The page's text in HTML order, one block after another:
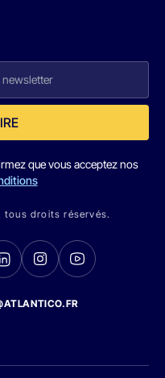
que vous acceptez nos
tous droits réservés.